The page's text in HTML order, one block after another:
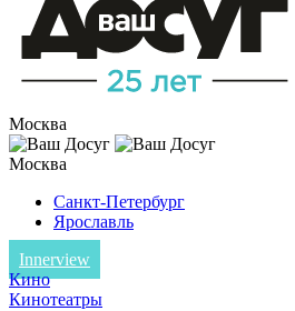
Москва
Москва
Санкт-Петербург
Ярославль
Innerview
Кино
Кинотеатры